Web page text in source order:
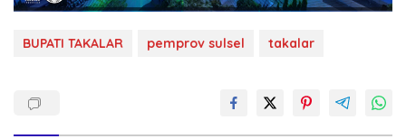
BUPATI TAKALAR pemprov sulsel takalar